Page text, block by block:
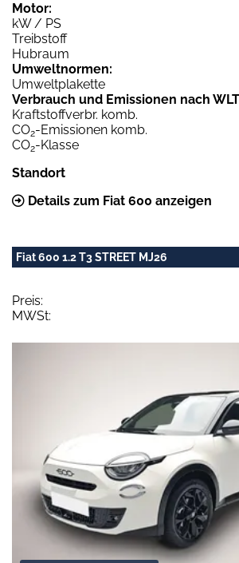
Motor:
kW / PS
Treibstoff
Hubraum
Umweltnormen:
Umweltplakette
Verbrauch und Emissionen nach
Kraftstoffverbr. komb.
CO2-Emissionen komb.
CO2-Klasse
Standort
Details zum Fiat 600 anzeigen
Fiat 600 1.2 T3 STREET MJ26
Preis:
MWSt: